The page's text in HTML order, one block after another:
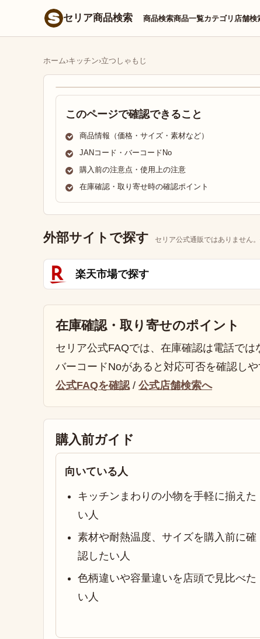
セリア商品検索 商品検索商品一覧カテゴリ 店舗検
ホーム›キッチン›立つしゃもじ
このページで確認できること
商品情報（価格・サイズ・素材など）
JANコード・バーコードNo
購入前の注意点・使用上の注意
在庫確認・取り寄せ時の確認ポイント
外部サイトで探す セリア公式通販ではありません
楽天市場で探す
在庫確認・取り寄せのポイント
セリア公式FAQでは、在庫確認は電話で
バーコードNoがあると対応可否を確認しや
公式FAQを確認/ 公式店舗検索へ
購入前ガイド
向いている人
キッチンまわりの小物を手軽に揃えた
い人
素材や耐熱温度、サイズを購入前に確
認したい人
色柄違いや容量違いを店頭で見比べた
い人